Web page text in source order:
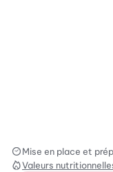
Mise en place et
Valeurs